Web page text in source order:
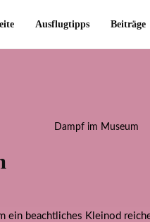
Ausflugtipps Beiträge
ein beachtliches Kleinod